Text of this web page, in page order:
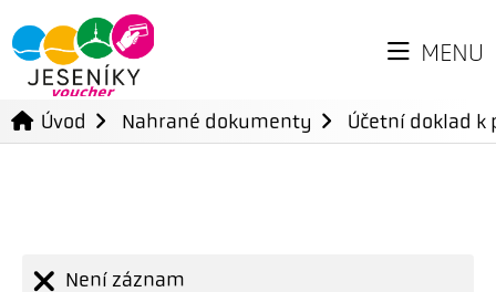
MENU
Úvod Nahrané dokumenty Účetní doklad
Není záznam